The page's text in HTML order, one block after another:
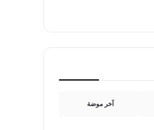
آخر موضة